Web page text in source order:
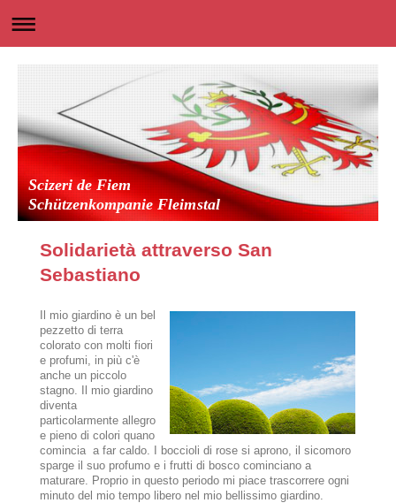
Scizeri de Fiem
Schützenkompanie Fleimstal
Solidarietà attraverso San
Sebastiano
Il mio giardino è un bel
pezzetto di terra
colorato con molti fiori
e profumi, in più c'è
anche un piccolo
stagno. Il mio giardino
diventa
particolarmente allegro
e pieno di colori quano
comincia a far caldo. I boccioli di rose si aprono, il sicomoro
sparge il suo profumo e i frutti di bosco cominciano a
maturare. Proprio in questo periodo mi piace trascorrere ogni
minuto del mio tempo libero nel mio bellissimo giardino.